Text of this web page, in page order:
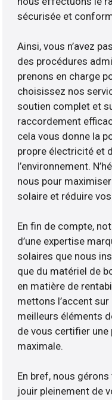
sécurisée et
Ainsi, vous n’avez
des procédures
prenons en charge
choisissez nos
soutien complet et
raccordement
cela vous donne la
propre électricité et
l’environnement.
nous pour
solaire et réduire
En fin de compte,
d’une expertise
solaires que nous
que du matériel de
en matière de
mettons l’accent
meilleurs éléments
de vous certifier
maximale.
En bref, nous
jouir pleinement de